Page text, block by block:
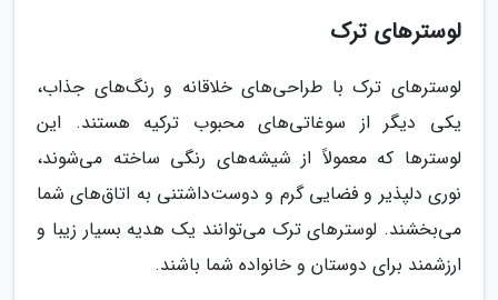
لوسترهای ترک
لوسترهای ترک با طراحی‌های خلاقانه و رنگ‌های جذاب،
یکی دیگر از سوغاتی‌های محبوب ترکیه هستند. این
لوسترها که معمولاً از شیشه‌های رنگی ساخته می‌شوند،
نوری دلپذیر و فضایی گرم و دوست‌داشتنی به اتاق‌های شما
می‌بخشند. لوسترهای ترک می‌توانند یک هدیه بسیار زیبا و
ارزشمند برای دوستان و خانواده شما باشند.